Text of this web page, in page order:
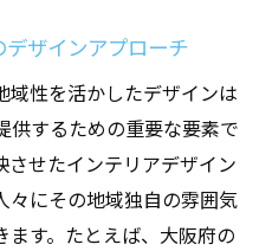
量と風向の調整方法
メージと調和した空調
れがカフェの居心地を
置で得られるメリット
ザインアプローチ
域性を活かしたデザインは
供するための重要な要素で
させたインテリアデザイン
々にその地域独自の雰囲気
す。たとえば、大阪府の